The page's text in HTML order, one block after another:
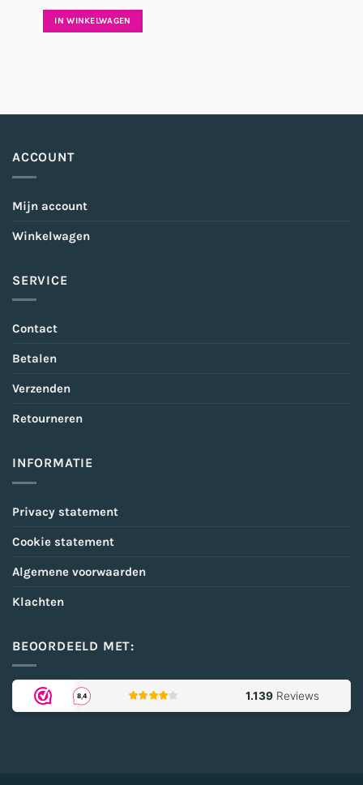
IN WINKELWAGEN
ACCOUNT
Mijn account
Winkelwagen
SERVICE
Contact
Betalen
Verzenden
Retourneren
INFORMATIE
Privacy statement
Cookie statement
Algemene voorwaarden
Klachten
BEOORDEELD MET: